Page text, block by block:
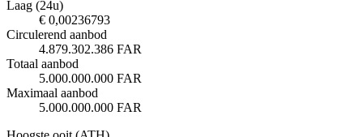
Laag (24u)
€ 0,00236793
Circulerend aanbod
4.879.302.386 FAR
Totaal aanbod
5.000.000.000 FAR
Maximaal aanbod
5.000.000.000 FAR